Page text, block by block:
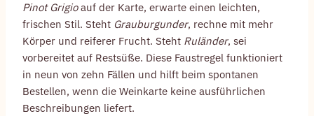
Pinot Grigioauf der Karte, erwarte einen leichten,
frischen Stil. Steht Grauburgunder, rechne mit mehr
Körper und reiferer Frucht. Steht Ruländer, sei
vorbereitet auf Restsüße. Diese Faustregel funktioniert
in neun von zehn Fällen und hilft beim spontanen
Bestellen, wenn die Weinkarte keine ausführlichen
Beschreibungen liefert.